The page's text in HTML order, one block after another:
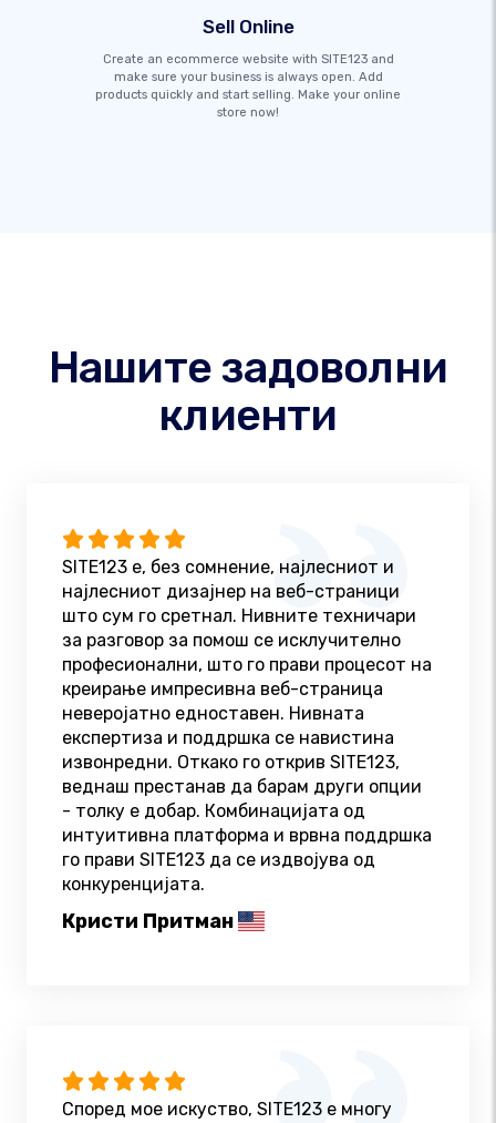
Sell Online
Create an ecommerce website with SITE123 and
make sure your business is always open. Add
products quickly and start selling. Make your online
store now!
Нашите задоволни
клиенти
SITE123 е, без сомнение, најлесниот и
најлесниот дизајнер на веб-страници
што сум го сретнал. Нивните техничари
за разговор за помош се исклучително
професионални, што го прави процесот на
креирање импресивна веб-страница
неверојатно едноставен. Нивната
експертиза и поддршка се навистина
извонредни. Откако го открив SITE123,
веднаш престанав да барам други опции
- толку е добар. Комбинацијата од
интуитивна платформа и врвна поддршка
го прави SITE123 да се издвојува од
конкуренцијата.
Кристи Притман
Според мое искуство, SITE123 е многу